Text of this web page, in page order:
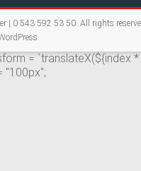
| 0 543 592 53 50. All rights
.
=
"100px";